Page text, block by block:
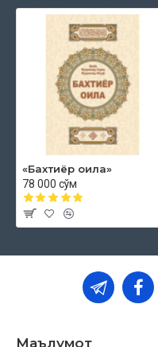
«Бахтиёр оила»
78 000 сўм
Маълумот